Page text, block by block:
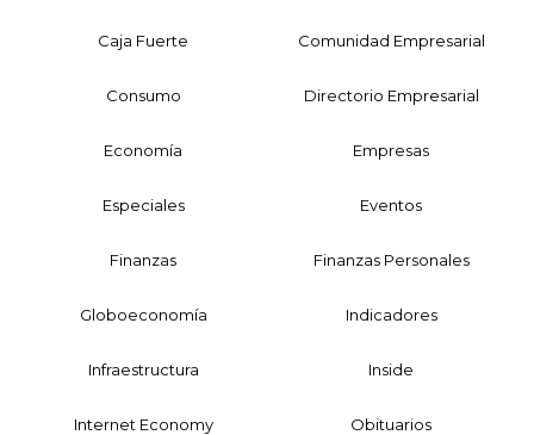
Caja Fuerte Comunidad Empresarial
Consumo Directorio Empresarial
Economía Empresas
Especiales Eventos
Finanzas Finanzas Personales
Globoeconomía Indicadores
Infraestructura Inside
Internet Economy Obituarios